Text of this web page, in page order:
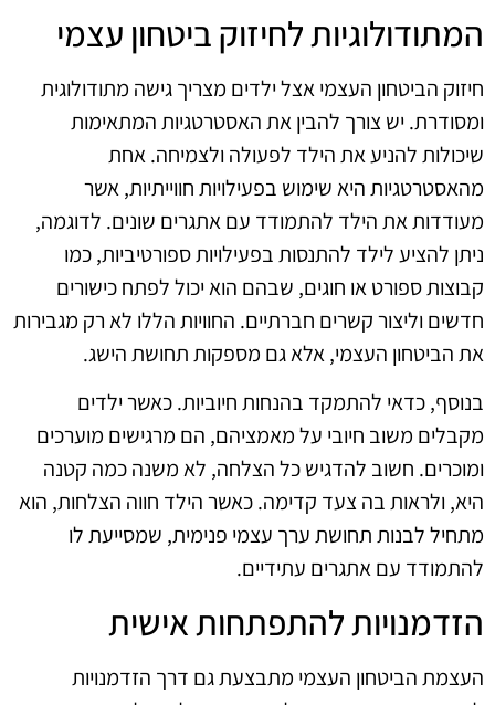
המתודולוגיות לחיזוק ביטחון עצמי
חיזוק הביטחון העצמי אצל ילדים מצריך גישה מתודולוגית
ומסודרת. יש צורך להבין את האסטרטגיות המתאימות
שיכולות להניע את הילד לפעולה ולצמיחה. אחת
מהאסטרטגיות היא שימוש בפעילויות חווייתיות, אשר
מעודדות את הילד להתמודד עם אתגרים שונים. לדוגמה,
ניתן להציע לילד להתנסות בפעילויות ספורטיביות, כמו
קבוצות ספורט או חוגים, שבהם הוא יכול לפתח כישורים
חדשים וליצור קשרים חברתיים. החוויות הללו לא רק מגבירות
את הביטחון העצמי, אלא גם מספקות תחושת הישג.
בנוסף, כדאי להתמקד בהנחות חיוביות. כאשר ילדים
מקבלים משוב חיובי על מאמציהם, הם מרגישים מוערכים
ומוכרים. חשוב להדגיש כל הצלחה, לא משנה כמה קטנה
היא, ולראות בה צעד קדימה. כאשר הילד חווה הצלחות, הוא
מתחיל לבנות תחושת ערך עצמי פנימית, שמסייעת לו
להתמודד עם אתגרים עתידיים.
הזדמנויות להתפתחות אישית
העצמת הביטחון העצמי מתבצעת גם דרך הזדמנויות